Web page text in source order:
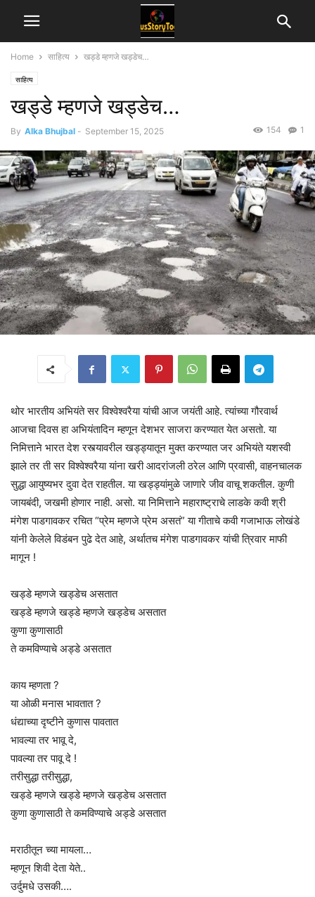
Home साहित्य खड्डे म्हणजे खड्डेच…
साहित्य
खड्डे म्हणजे खड्डेच…
By Alka Bhujbal - September 15, 2025 1
154
थोर भारतीय अभियंते सर विश्वेश्वरैया यांची आज जयंती आहे. त्यांच्या गौरवार्थ
आजचा दिवस हा अभियंतादिन म्हणून देशभर साजरा करण्यात येत असतो. या
निमित्ताने भारत देश रस्त्यावरील खड्ड्यातून मुक्त करण्यात जर अभियंते यशस्वी
झाले तर ती सर विश्वेश्वरैया यांना खरी आदरांजली ठरेल आणि प्रवासी, वाहनचालक
सुद्धा आयुष्यभर दुवा देत राहतील. या खड्ड्यांमुळे जाणारे जीव वाचू शकतील. कुणी
जायबंदी, जखमी होणार नाही. असो. या निमित्ताने महाराष्ट्राचे लाडके कवी श्री
मंगेश पाडगावकर रचित “प्रेम म्हणजे प्रेम असतं” या गीताचे कवी गजाभाऊ लोखंडे
यांनी केलेले विडंबन पुढे देत आहे, अर्थातच मंगेश पाडगावकर यांची त्रिवार माफी
मागून !
खड्डे म्हणजे खड्डेच असतात
खड्डे म्हणजे खड्डे म्हणजे खड्डेच असतात
कुणा कुणासाठी
ते कमविण्याचे अड्डे असतात
काय म्हणता ?
या ओळी मनास भावतात ?
धंद्याच्या दृष्टीने कुणास पावतात
भावल्या तर भावू दे,
पावल्या तर पावू दे !
तरीसुद्धा तरीसुद्धा,
खड्डे म्हणजे खड्डे म्हणजे खड्डेच असतात
कुणा कुणासाठी ते कमविण्याचे अड्डे असतात
मराठीतून च्या मायला…
म्हणून शिवी देता येते..
उर्दुमधे उसकी….